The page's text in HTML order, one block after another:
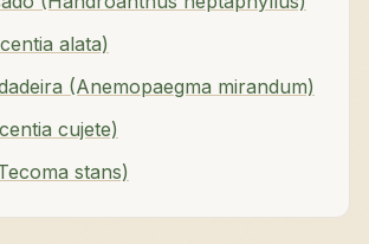
alata)
(Anemopaegma mirandum)
cujete)
stans)